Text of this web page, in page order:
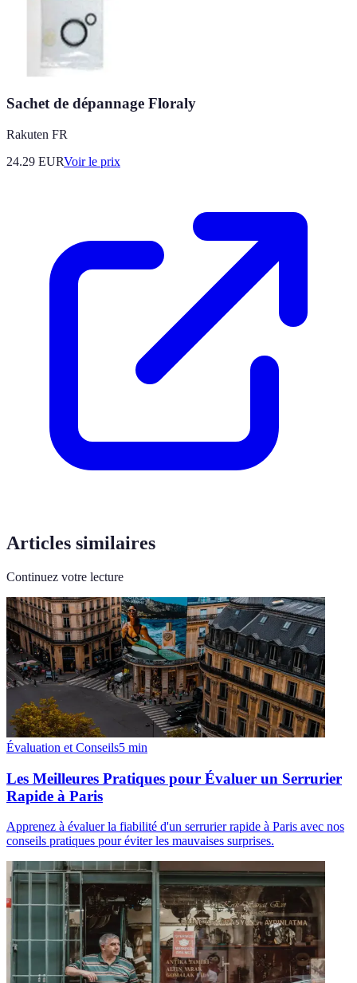
Sachet de dépannage Floraly
Rakuten FR
24.29 EURVoir le prix
Articles similaires
Continuez votre lecture
Évaluation et Conseils5 min
Les Meilleures Pratiques pour Évaluer un Serrurier
Rapide à Paris
Apprenez à évaluer la fiabilité d'un serrurier rapide à Paris avec nos
conseils pratiques pour éviter les mauvaises surprises.